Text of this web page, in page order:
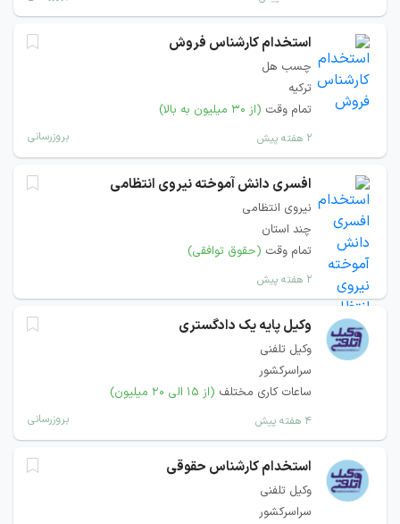
استخدام کارشناس فروش
چسب هل
ترکیه
تمام وقت (از ۳۰ میلیون به بالا)
۲ هفته پیش بروزرسانی
افسری دانش آموخته نیروی انتظامی
نیروی انتظامی
چند استان
تمام وقت (حقوق توافقی)
۲ هفته پیش
وکیل پایه یک دادگستری
وکیل تلفنی
سراسرکشور
ساعات کاری مختلف (از ۱۵ الی ۲۰ میلیون)
۴ هفته پیش بروزرسانی
استخدام کارشناس حقوقی
وکیل تلفنی
سراسرکشور